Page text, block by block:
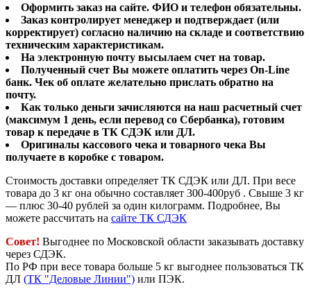
Оформить заказ на сайте. ФИО и телефон обязательны.
Заказ контролирует менеджер и подтверждает (или
корректирует) согласно наличию на складе и соответствию
техническим характеристикам.
На электронную почту высылаем счет на товар.
Полученный счет Вы можете оплатить через On-Line
банк. Чек об оплате желательно прислать обратно на
почту.
Как только деньги зачисляются на наш расчетный счет
(максимум 1 день, если перевод со Сбербанка), готовим
товар к передаче в ТК СДЭК или ДЛ.
Оригиналы кассового чека и товарного чека Вы
получаете в коробке с товаром.
Стоимость доставки определяет ТК СДЭК или ДЛ. При весе
товара до 3 кг она обычно составляет 300-400руб . Свыше 3 кг
— плюс 30-40 рублей за один килограмм. Подробнее, Вы
можете рассчитать на сайте ТК СДЭК
Совет! Выгоднее по Московской области заказывать доставку
через СДЭК.
По РФ при весе товара больше 5 кг выгоднее пользоваться ТК
ДЛ (ТК "Деловые Линии") или ПЭК.